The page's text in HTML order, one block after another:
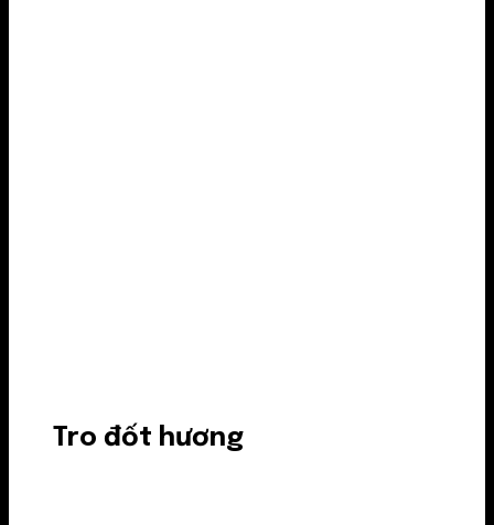
Tro đốt hương